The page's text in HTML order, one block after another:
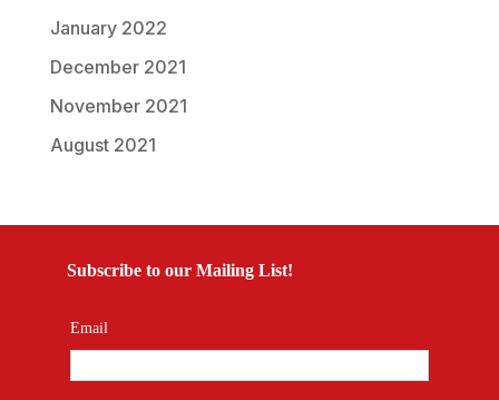
January 2022
December 2021
November 2021
August 2021
Subscribe to our Mailing List!
Email